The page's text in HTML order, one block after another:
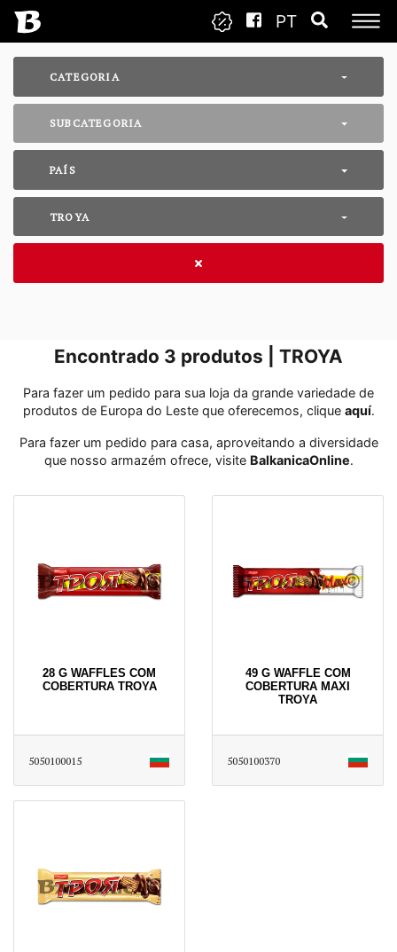
PT
CATEGORIA
SUBCATEGORIA
PAÍS
TROYA
Encontrado 3 produtos | TROYA
Para fazer um pedido para sua loja da grande variedade de
produtos de Europa do Leste que oferecemos, clique aquí․
Para fazer um pedido para casa, aproveitando a diversidade
que nosso armazém ofrece, visite BalkanicaOnline․
28 G WAFFLES COM
COBERTURA TROYA
5050100015
49 G WAFFLE COM
COBERTURA MAXI
TROYA
5050100370